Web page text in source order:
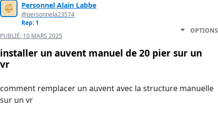
Personnel Alain Labbe
@personnela23574
Rep: 1
PUBLIÉ: 10 MARS 2025
OPTIONS
installer un auvent manuel de 20 pier sur un
vr
comment remplacer un auvent avec la structure manuelle
sur un vr